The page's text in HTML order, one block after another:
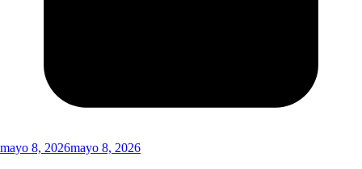
mayo 8, 2026mayo 8, 2026